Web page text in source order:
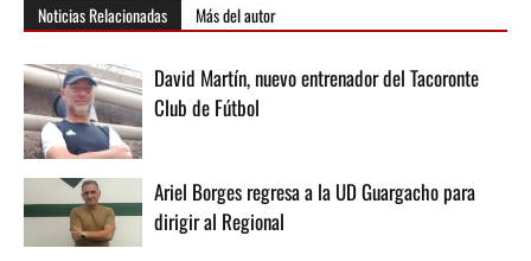
Noticias Relacionadas Más del autor
David Martín, nuevo entrenador del Tacoronte
Club de Fútbol
Ariel Borges regresa a la UD Guargacho para
dirigir al Regional